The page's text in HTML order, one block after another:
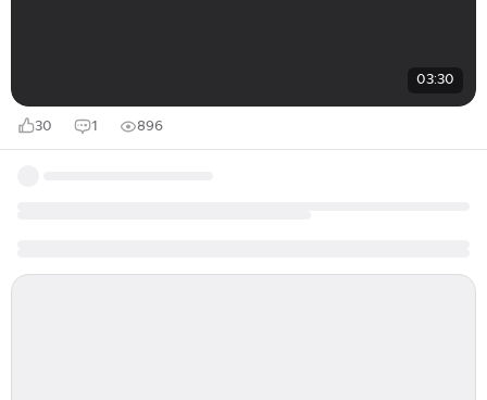
03:30
30 1 896